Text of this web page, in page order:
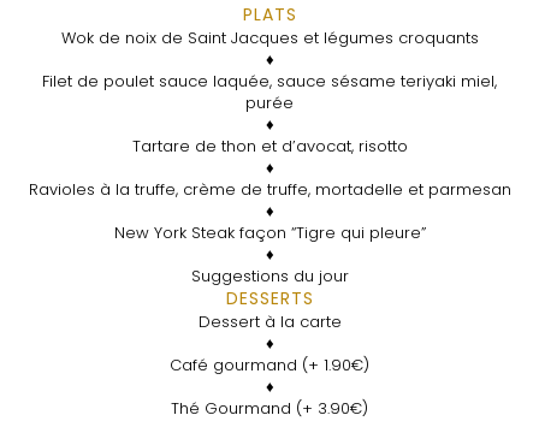
PLATS
Wok de noix de Saint Jacques et légumes croquants
♦
Filet de poulet sauce laquée, sauce sésame teriyaki miel,
purée
♦
Tartare de thon et d’avocat, risotto
♦
Ravioles à la truffe, crème de truffe, mortadelle et parmesan
♦
New York Steak façon “Tigre qui pleure”
♦
Suggestions du jour
DESSERTS
Dessert à la carte
♦
Café gourmand (+ 1.90€)
♦
Thé Gourmand (+ 3.90€)